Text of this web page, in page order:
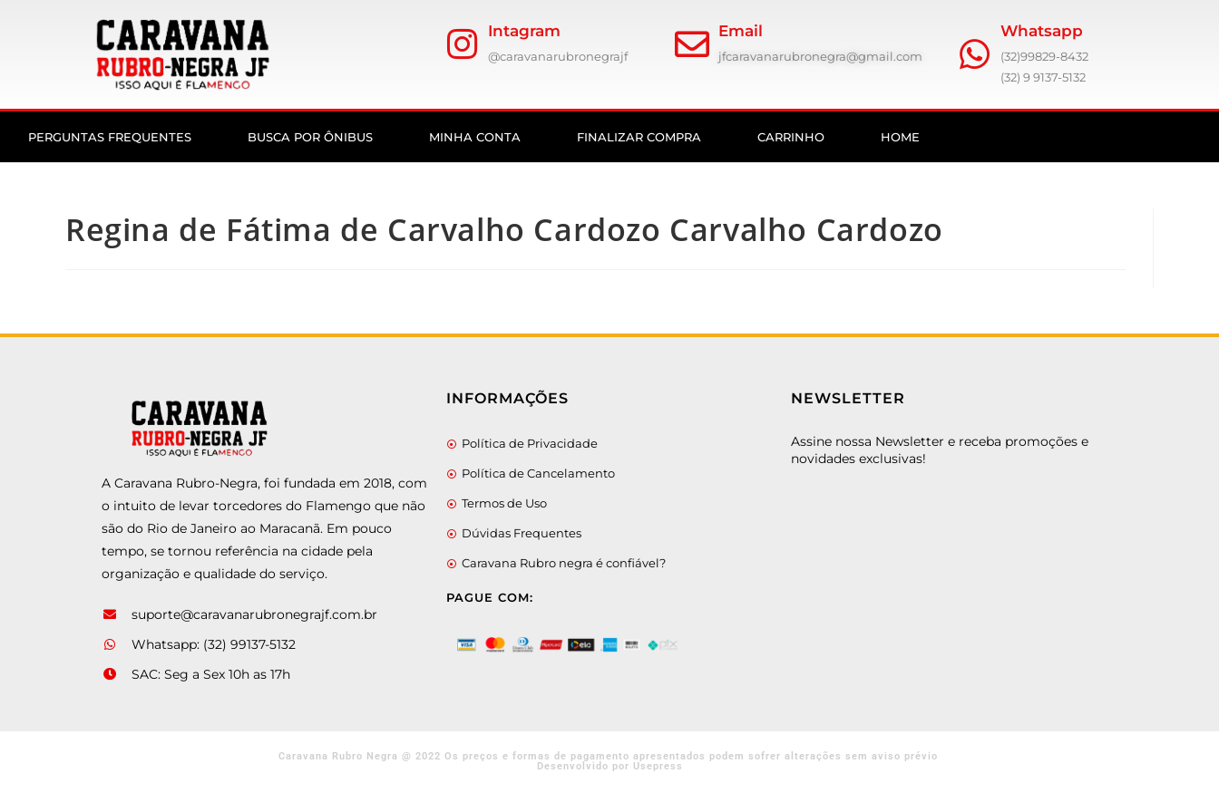
Intagram
@caravanarubronegrajf
Email
jfcaravanarubronegra@gmail.com
Whatsapp
(32)99829-8432
(32) 9 9137-5132
PERGUNTAS FREQUENTES BUSCA POR ÔNIBUS MINHA CONTA FINALIZAR COMPRA CARRINHO HOME
Regina de Fátima de Carvalho Cardozo Carvalho Cardozo
A Caravana Rubro-Negra, foi fundada em 2018, com
o intuito de levar torcedores do Flamengo que não
são do Rio de Janeiro ao Maracanã. Em pouco
tempo, se tornou referência na cidade pela
organização e qualidade do serviço.
suporte@caravanarubronegrajf.com.br
Whatsapp: (32) 99137-5132
SAC: Seg a Sex 10h as 17h
INFORMAÇÕES
Política de Privacidade
Política de Cancelamento
Termos de Uso
Dúvidas Frequentes
Caravana Rubro negra é confiável?
PAGUE COM:
NEWSLETTER
Assine nossa Newsletter e receba promoções e
novidades exclusivas!
Caravana Rubro Negra @ 2022 Os preços e formas de pagamento apresentados podem sofrer alterações sem aviso prévio
Desenvolvido por Usepress